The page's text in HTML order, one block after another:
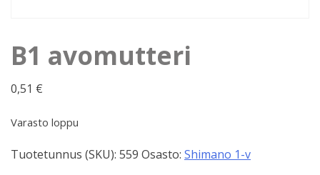
B1 avomutteri
0,51 €
Varasto loppu
Tuotetunnus (SKU): 559 Osasto: Shimano 1-v